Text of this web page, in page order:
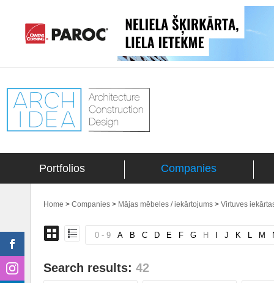
Portfolios Companies
Home > Companies > Mājas mēbeles / iekārtojums > Virtuves
0 - 9 A B C D E F G H J K L M
Search results: 42